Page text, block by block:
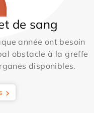
de sang
année ont besoin
obstacle à la greffe
disponibles.